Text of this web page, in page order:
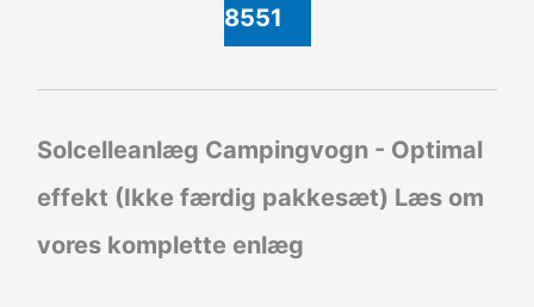
8551
Solcelleanlæg Campingvogn - Optimal
effekt (Ikke færdig pakkesæt) Læs om
vores komplette enlæg